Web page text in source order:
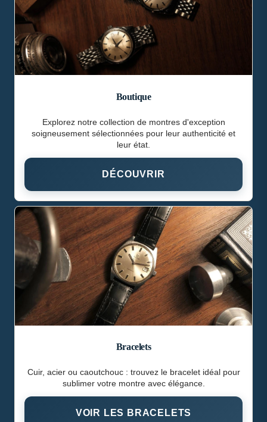
Boutique
Explorez notre collection de montres d'exception
soigneusement sélectionnées pour leur authenticité et
leur état.
DÉCOUVRIR
Bracelets
Cuir, acier ou caoutchouc : trouvez le bracelet idéal pour
sublimer votre montre avec élégance.
VOIR LES BRACELETS